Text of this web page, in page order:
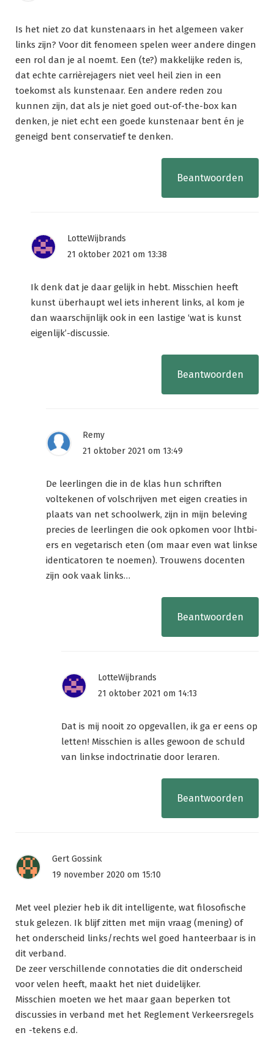
Is het niet zo dat kunstenaars in het algemeen vaker
links zijn? Voor dit fenomeen spelen weer andere dingen
een rol dan je al noemt. Een (te?) makkelijke reden is,
dat echte carrièrejagers niet veel heil zien in een
toekomst als kunstenaar. Een andere reden zou
kunnen zijn, dat als je niet goed out-of-the-box kan
denken, je niet echt een goede kunstenaar bent én je
geneigd bent conservatief te denken.
Beantwoorden
LotteWijbrands
21 oktober 2021 om 13:38
Ik denk dat je daar gelijk in hebt. Misschien heeft
kunst überhaupt wel iets inherent links, al kom je
dan waarschijnlijk ook in een lastige ‘wat is kunst
eigenlijk’-discussie.
Beantwoorden
Remy
21 oktober 2021 om 13:49
De leerlingen die in de klas hun schriften
voltekenen of volschrijven met eigen creaties in
plaats van net schoolwerk, zijn in mijn beleving
precies de leerlingen die ook opkomen voor lhtbi-
ers en vegetarisch eten (om maar even wat linkse
identicatoren te noemen). Trouwens docenten
zijn ook vaak links…
Beantwoorden
LotteWijbrands
21 oktober 2021 om 14:13
Dat is mij nooit zo opgevallen, ik ga er eens op
letten! Misschien is alles gewoon de schuld
van linkse indoctrinatie door leraren.
Beantwoorden
Gert Gossink
19 november 2020 om 15:10
Met veel plezier heb ik dit intelligente, wat filosofische
stuk gelezen. Ik blijf zitten met mijn vraag (mening) of
het onderscheid links/rechts wel goed hanteerbaar is in
dit verband.
De zeer verschillende connotaties die dit onderscheid
voor velen heeft, maakt het niet duidelijker.
Misschien moeten we het maar gaan beperken tot
discussies in verband met het Reglement Verkeersregels
en -tekens e.d.